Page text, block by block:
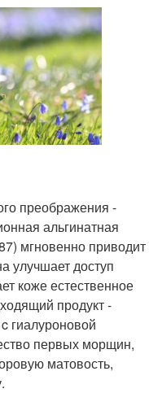
преображения -
альгинатная
мгновенно приводит
улучшает доступ
коже естественное
продукт -
гиалуроновой
первых морщин,
матовость,